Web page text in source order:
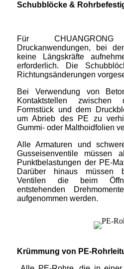
Schubblöcke &
Für
Druckanwendungen, bei
keine Längskräfte
erforderlich. Die
Richtungsänderungen
Bei Verwendung von
Kontaktstellen
Formstück und dem
um Abrieb des PE zu
Gummi- oder Malthoidfolien
Alle Armaturen und
Gusseisenventile müssen
Punktbelastungen der PE-
Darüber hinaus müssen
Ventilen die beim
entstehenden
aufgenommen werden.
Krümmung von PE-